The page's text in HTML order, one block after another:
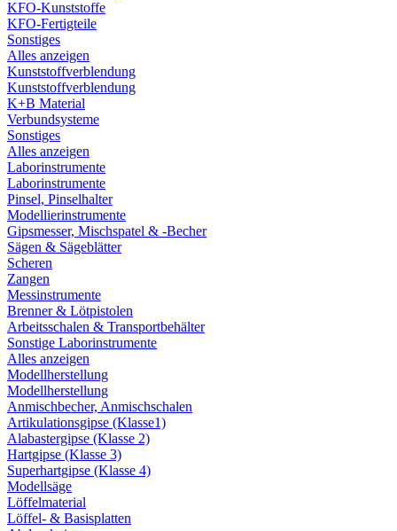
KFO-Kunststoffe
KFO-Fertigteile
Sonstiges
Alles anzeigen
Kunststoffverblendung
Kunststoffverblendung
K+B Material
Verbundsysteme
Sonstiges
Alles anzeigen
Laborinstrumente
Laborinstrumente
Pinsel, Pinselhalter
Modellierinstrumente
Gipsmesser, Mischspatel & -Becher
Sägen & Sägeblätter
Scheren
Zangen
Messinstrumente
Brenner & Lötpistolen
Arbeitsschalen & Transportbehälter
Sonstige Laborinstrumente
Alles anzeigen
Modellherstellung
Modellherstellung
Anmischbecher, Anmischschalen
Artikulationsgipse (Klasse1)
Alabastergipse (Klasse 2)
Hartgipse (Klasse 3)
Superhartgipse (Klasse 4)
Modellsäge
Löffelmaterial
Löffel- & Basisplatten